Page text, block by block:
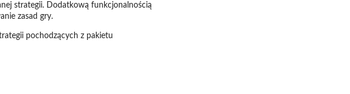
strategii. Dodatkową funkcjonalnością
zasad gry.
pochodzących z pakietu